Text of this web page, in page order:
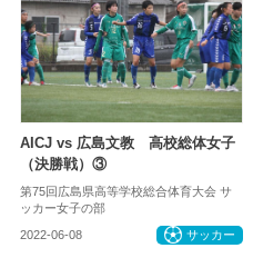
AICJ vs 広島文教 高校総体女子
（決勝戦）③
第75回広島県高等学校総合体育大会 サ
ッカー女子の部
2022-06-08 サッカー